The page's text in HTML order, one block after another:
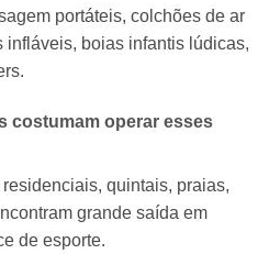
portáteis, colchões de ar
infláveis, boias infantis lúdicas,
costumam operar esses
quintais, praias,
grande saída em
de esporte.